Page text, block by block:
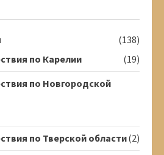
(138)
по Карелии
(19)
по Новгородской
по Тверской области(2)